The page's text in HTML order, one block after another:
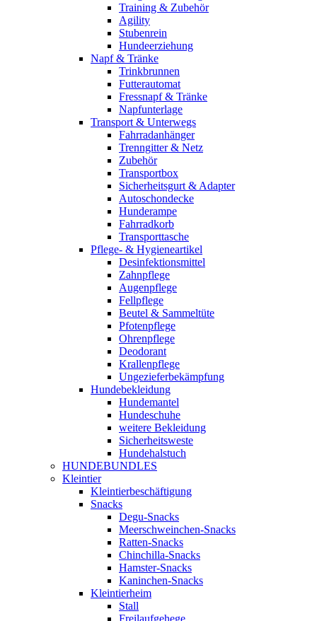
Training & Zubehör
Agility
Stubenrein
Hundeerziehung
Napf & Tränke
Trinkbrunnen
Futterautomat
Fressnapf & Tränke
Napfunterlage
Transport & Unterwegs
Fahrradanhänger
Trenngitter & Netz
Zubehör
Transportbox
Sicherheitsgurt & Adapter
Autoschondecke
Hunderampe
Fahrradkorb
Transporttasche
Pflege- & Hygieneartikel
Desinfektionsmittel
Zahnpflege
Augenpflege
Fellpflege
Beutel & Sammeltüte
Pfotenpflege
Ohrenpflege
Deodorant
Krallenpflege
Ungezieferbekämpfung
Hundebekleidung
Hundemantel
Hundeschuhe
weitere Bekleidung
Sicherheitsweste
Hundehalstuch
HUNDEBUNDLES
Kleintier
Kleintierbeschäftigung
Snacks
Degu-Snacks
Meerschweinchen-Snacks
Ratten-Snacks
Chinchilla-Snacks
Hamster-Snacks
Kaninchen-Snacks
Kleintierheim
Stall
Freilaufgehege